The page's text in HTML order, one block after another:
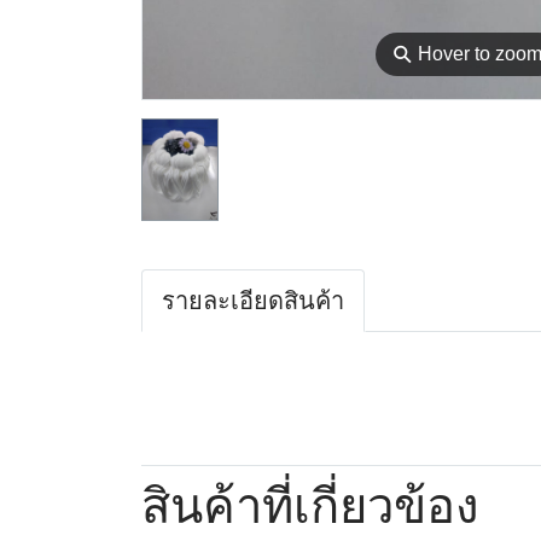
⚲ Hover to zoom
รายละเอียดสินค้า
สินค้าที่เกี่ยวข้อง